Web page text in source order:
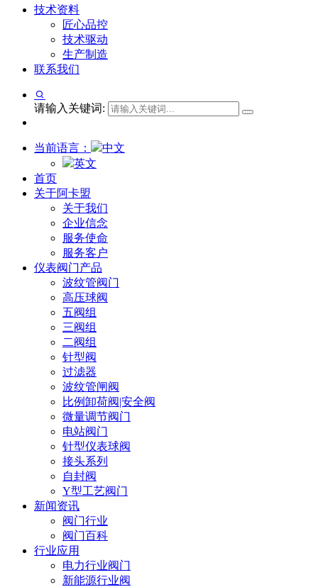
技术资料
匠心品控
技术驱动
生产制造
联系我们
请输入关键词:
当前语言：
中文
英文
首页
关于阿卡盟
关于我们
企业信念
服务使命
服务客户
仪表阀门产品
波纹管阀门
高压球阀
五阀组
三阀组
二阀组
针型阀
过滤器
波纹管闸阀
比例卸荷阀|安全阀
微量调节阀门
电站阀门
针型仪表球阀
接头系列
自封阀
Y型工艺阀门
新闻资讯
阀门行业
阀门百科
行业应用
电力行业阀门
新能源行业阀